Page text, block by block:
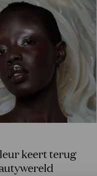
keert terug